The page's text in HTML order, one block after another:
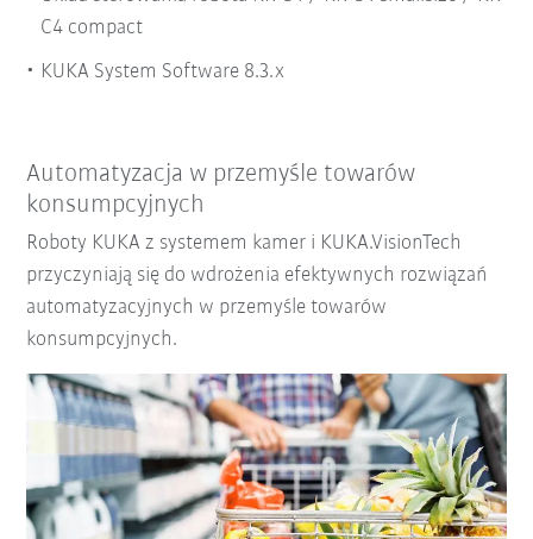
C4 compact
KUKA System Software 8.3.x
Automatyzacja w przemyśle towarów
konsumpcyjnych
Roboty KUKA z systemem kamer i KUKA.VisionTech
przyczyniają się do wdrożenia efektywnych rozwiązań
automatyzacyjnych w przemyśle towarów
konsumpcyjnych.